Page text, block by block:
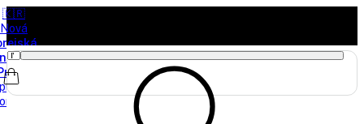
🇰🇷
Nová